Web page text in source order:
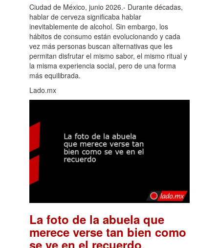
Ciudad de México, junio 2026.- Durante décadas,
hablar de cerveza significaba hablar
inevitablemente de alcohol. Sin embargo, los
hábitos de consumo están evolucionando y cada
vez más personas buscan alternativas que les
permitan disfrutar el mismo sabor, el mismo ritual y
la misma experiencia social, pero de una forma
más equilibrada.
Lado.mx
La foto de la abuela que
merece verse tan bien como
se ve en el recuerdo.